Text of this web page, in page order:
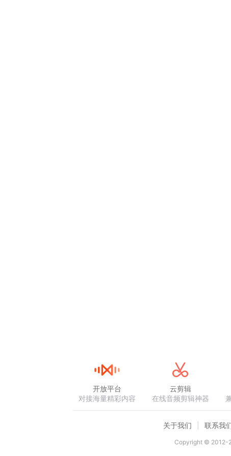
开放平台
对接海量精彩内容
云剪辑
在线音频剪辑神器
关于我们 联系我
Copyright © 2012-